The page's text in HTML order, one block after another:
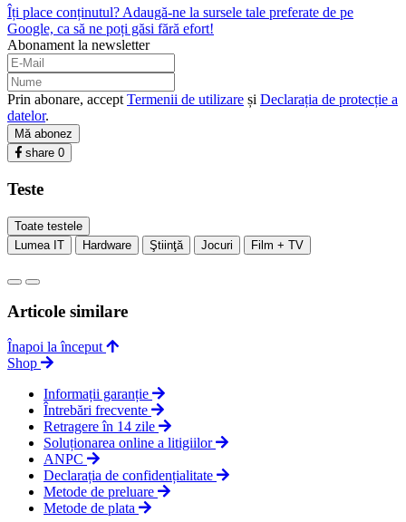
Îți place conținutul? Adaugă-ne la sursele tale preferate de pe
Google, ca să ne poți găsi fără efort!
Abonament la newsletter
Prin abonare, accept Termenii de utilizare și Declarația de protecție a
datelor.
Mă abonez
share 0
Teste
Toate testele
Lumea IT
Hardware Ştiinţă Jocuri Film + TV
Articole similare
Înapoi la început
Shop
Informații garanție
Întrebări frecvente
Retragere în 14 zile
Soluționarea online a litigiilor
ANPC
Declarația de confidențialitate
Metode de preluare
Metode de plata